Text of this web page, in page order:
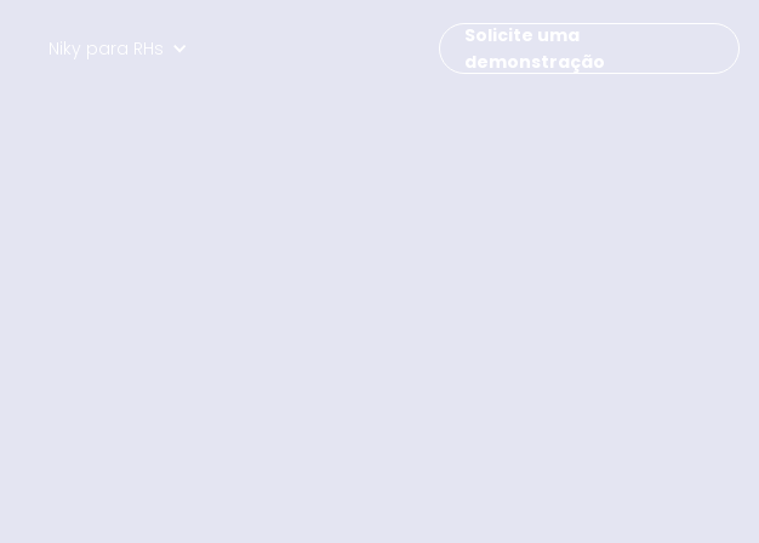
Niky para RHs
Solicite uma
demonstração